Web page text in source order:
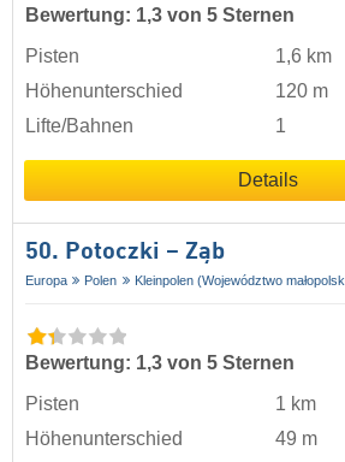
Bewertung: 1,3 von 5 Sternen
Pisten
1,6 km
Höhenunterschied
120 m
Lifte/Bahnen
1
Details
50. Potoczki – Ząb
Europa Polen Kleinpolen (Województwo
Bewertung: 1,3 von 5 Sternen
Pisten
1 km
Höhenunterschied
49 m